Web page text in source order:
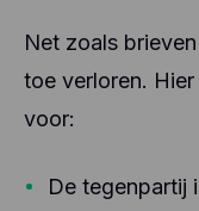
Net zoals
toe verloren.
voor:
De tegenpartij